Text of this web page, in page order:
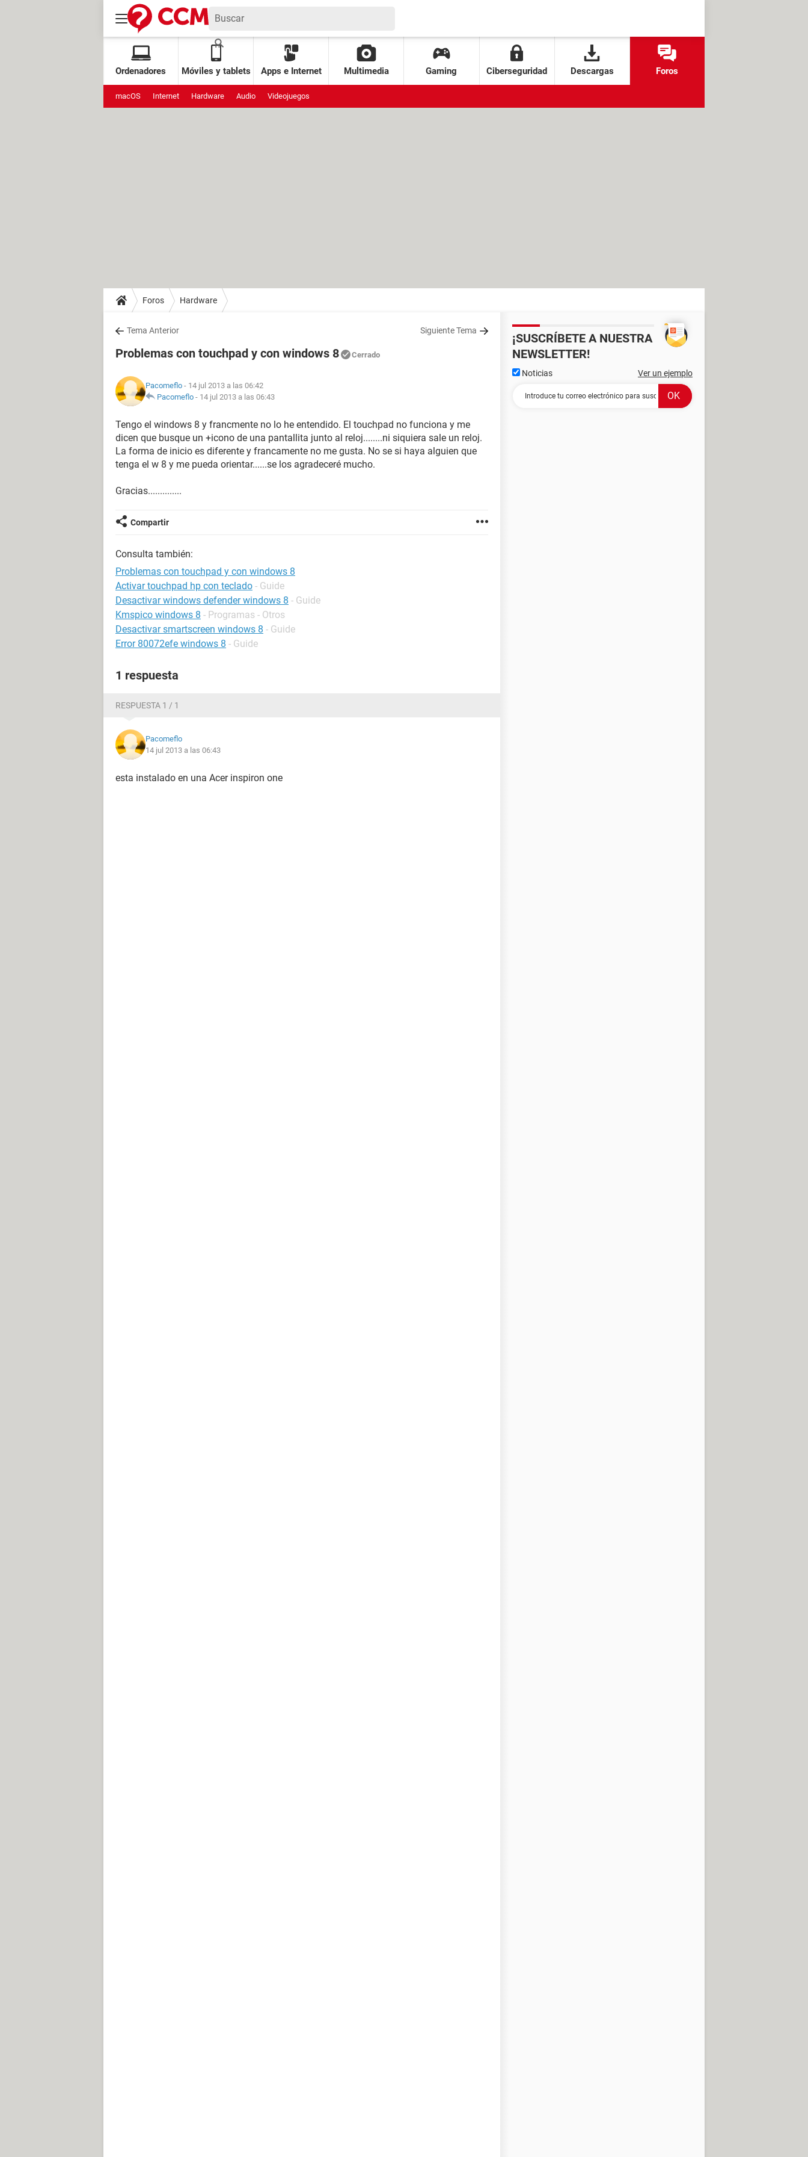
Ordenadores Móviles y tablets Apps e Internet Multimedia Gaming Ciberseguridad Descargas Foros
macOS Internet Hardware Audio Videojuegos
Foros Hardware
Tema Anterior Siguiente Tema
Problemas con touchpad y con windows 8 Cerrado
Pacomeflo - 14 jul 2013 a las 06:42
Pacomeflo - 14 jul 2013 a las 06:43
Tengo el windows 8 y francmente no lo he entendido. El touchpad no funciona y me
dicen que busque un +icono de una pantallita junto al reloj........ni siquiera sale un reloj.
La forma de inicio es diferente y francamente no me gusta. No se si haya alguien que
tenga el w 8 y me pueda orientar......se los agradeceré mucho.
Gracias..............
Compartir
Consulta también:
Problemas con touchpad y con windows 8
Activar touchpad hp con teclado - Guide
Desactivar windows defender windows 8 - Guide
Kmspico windows 8 - Programas - Otros
Desactivar smartscreen windows 8 - Guide
Error 80072efe windows 8 - Guide
1 respuesta
RESPUESTA 1 / 1
Pacomeflo
14 jul 2013 a las 06:43
esta instalado en una Acer inspiron one
¡SUSCRÍBETE A NUESTRA
NEWSLETTER!
Noticias Ver un ejemplo